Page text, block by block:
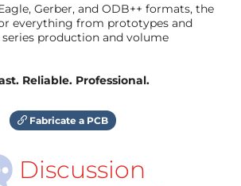
Gerber, and ODB++ formats, the
everything from prototypes and
production and volume
Reliable. Professional.
Fabricate a PCB
Discussion